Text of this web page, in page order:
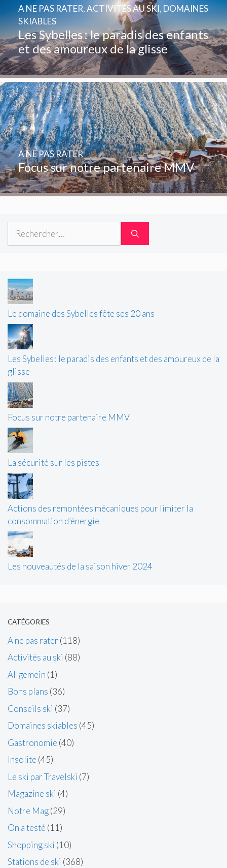
Les Sybelles : le paradis des enfants
et des amoureux de la glisse
A NE PAS RATER,ACTIVITÉS AU SKI, DOMAINES
SKIABLES
Focus sur notre partenaire MMV
A NE PAS RATER
Le domaine des Sybelles fête ses 20 ans
Les Sybelles : le paradis des enfants et des amoureux de la
glisse
Focus sur notre partenaire MMV
La sécurité sur les pistes
Actions des remontées mécaniques pour limiter la
consommation d’énergie
Les nouveautés de la saison hiver 2024
CATÉGORIES
A ne pas rater (118)
Activités au ski (88)
Allgemein (1)
Bons plans (36)
Conseils ski (37)
Domaines skiables (45)
Gastronomie (40)
Insolite (45)
Le ski par Travelski (7)
Magazine ski (4)
Notre Mag(29)
On a testé (11)
Shopping ski (10)
Stations de ski (368)